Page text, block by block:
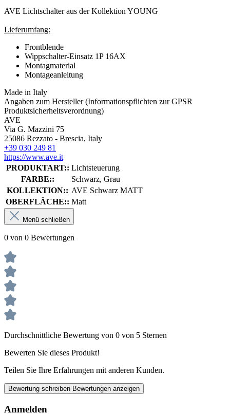
AVE Lichtschalter aus der Kollektion YOUNG
Lieferumfang:
Frontblende
Wippschalter-Einsatz 1P 16AX
Montagmaterial
Montageanleitung
Made in Italy
Angaben zum Hersteller (Informationspflichten zur GPSR
Produktsicherheitsverordnung)
AVE
Via G. Mazzini 75
25086 Rezzato - Brescia, Italy
+39 030 249 81
https://www.ave.it
PRODUKTART:: Lichtsteuerung
FARBE::
Schwarz, Grau
KOLLEKTION:: AVE Schwarz MATT
OBERFLÄCHE:: Matt
Menü schließen
0 von 0 Bewertungen
Durchschnittliche Bewertung von 0 von 5 Sternen
Bewerten Sie dieses Produkt!
Teilen Sie Ihre Erfahrungen mit anderen Kunden.
Bewertung schreiben Bewertungen anzeigen
Anmelden